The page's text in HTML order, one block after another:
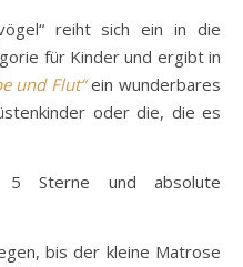
reiht sich ein in die
für Kinder und ergibt in
und Flut“ein wunderbares
oder die, die es
Sterne und absolute
bis der kleine Matrose